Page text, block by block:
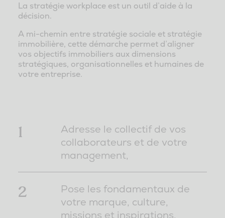
La stratégie workplace est un outil d’aide à la
décision.
A mi-chemin entre stratégie sociale et stratégie
immobilière, cette démarche permet d’aligner
vos objectifs immobiliers aux dimensions
stratégiques, organisationnelles et humaines de
votre entreprise.
1
Adresse le collectif de vos
collaborateurs et de votre
management,
2
Pose les fondamentaux de
votre marque, culture,
missions et inspirations,